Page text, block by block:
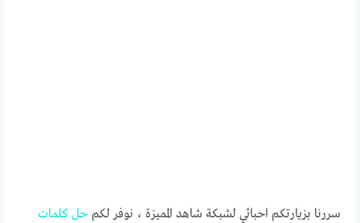
سررنا بزيارتكم احبائي لشبكة شاهد المميزة ، نوفر لكم حل كلمات